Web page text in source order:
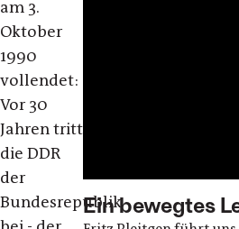
am 3.
Oktober
1990
vollendet:
Vor 30
Jahren tritt
die DDR
der
BundesrepublikEin bewegtes